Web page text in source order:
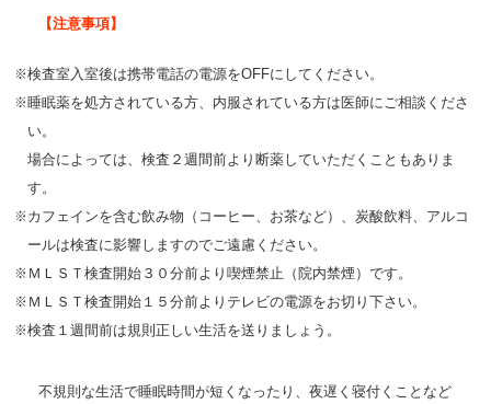
【注意事項】
検査室入室後は携帯電話の電源をOFFにしてください。
睡眠薬を処方されている方、内服されている方は医師にご相談くださ
い。
場合によっては、検査２週間前より断薬していただくこともありま
す。
カフェインを含む飲み物（コーヒー、お茶など）、炭酸飲料、アルコ
ールは検査に影響しますのでご遠慮ください。
ＭＬＳＴ検査開始３０分前より喫煙禁止（院内禁煙）です。
ＭＬＳＴ検査開始１５分前よりテレビの電源をお切り下さい。
検査１週間前は規則正しい生活を送りましょう。
不規則な生活で睡眠時間が短くなったり、夜遅く寝付くことなど